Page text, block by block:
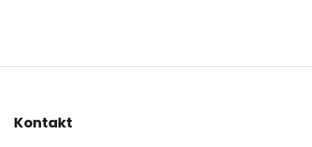
Z
Kontakt